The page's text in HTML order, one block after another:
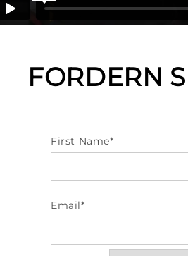
FORDERN
First Name*
Email*